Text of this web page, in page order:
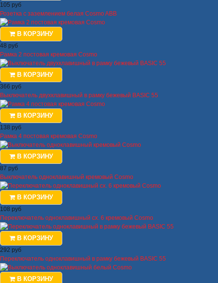
105 руб
Розетка с заземлением белая Cosmo ABB
В КОРЗИНУ
48 руб
Рамка 2 постовая кремовая Cosmo
В КОРЗИНУ
366 руб
Выключатель двухклавишный в рамку бежевый BASIC 55
В КОРЗИНУ
138 руб
Рамка 4 постовая кремовая Cosmo
В КОРЗИНУ
87 руб
Выключатель одноклавишный кремовый Cosmo
В КОРЗИНУ
108 руб
Переключатель одноклавишный сх. 6 кремовый Cosmo
В КОРЗИНУ
292 руб
Переключатель одноклавишный в рамку бежевый BASIC 55
В КОРЗИНУ